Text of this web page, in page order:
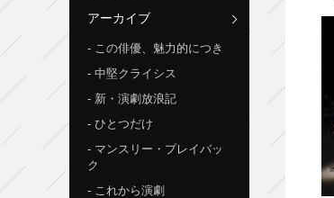
アーカイブ
この俳優、魅力的につき
中堅クライシス
新・演劇放浪記
ひとつだけ
マンスリー・プレイバッ
ク
これから演劇